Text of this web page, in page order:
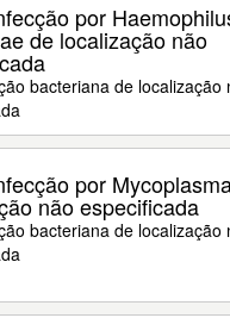
por
de localização não
bacteriana de localização
por
não especificada
bacteriana de localização